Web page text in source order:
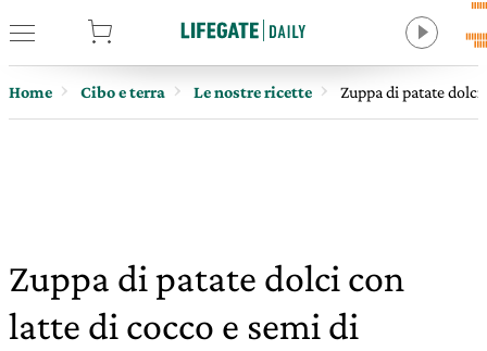
Home Cibo e terra Le nostre ricette Zuppa di patate
Zuppa di patate dolci con
latte di cocco e semi di